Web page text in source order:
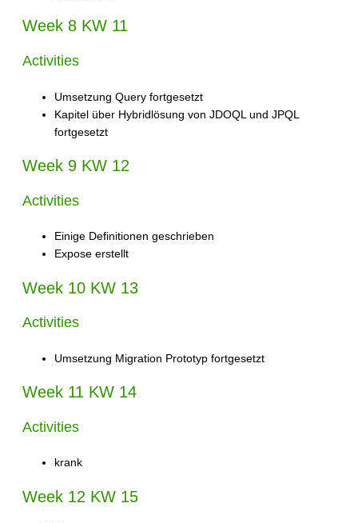
Week 8 KW 11
Activities
Umsetzung Query fortgesetzt
Kapitel über Hybridlösung von JDOQL und JPQL
fortgesetzt
Week 9 KW 12
Activities
Einige Definitionen geschrieben
Expose erstellt
Week 10 KW 13
Activities
Umsetzung Migration Prototyp fortgesetzt
Week 11 KW 14
Activities
krank
Week 12 KW 15